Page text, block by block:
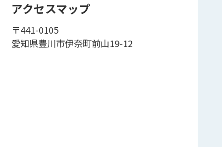
アクセスマップ
〒441-0105
愛知県豊川市伊奈町前山19-12